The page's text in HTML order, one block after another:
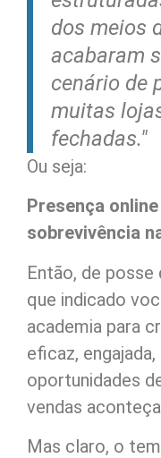
dos meios
acabaram
cenário de
muitas
fechadas."
Ou seja:
Presença
sobrevivência
Então, de posse
que indicado
academia para
eficaz,
oportunidades
vendas
Mas claro, o